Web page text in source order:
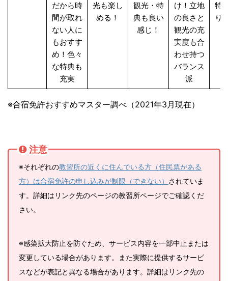
だから時
間が取れ
ない人に
もおすす
め！色々
な特典も
充実
光も楽し
める！
観光・特
典も良い
感じ！
け！立地
の良さと
観光の充
実度も合
わせ持つ
バランス
派
特
り
※合宿免許おすすめマスター調べ（2021年3月現在）
注意
※それぞれの教習所の近くに住んでいる方（住民票がある
方）は合宿免許の申し込みが制限（できない） されていま
す。詳細はリンク先のページの教習所ページでご確認くだ
さい。
※感染拡大防止を防ぐため、サービス内容を一部中止または
変更している場合があります。また実際に提供するサービ
スなどが表記と異なる場合があります。詳細はリンク先の